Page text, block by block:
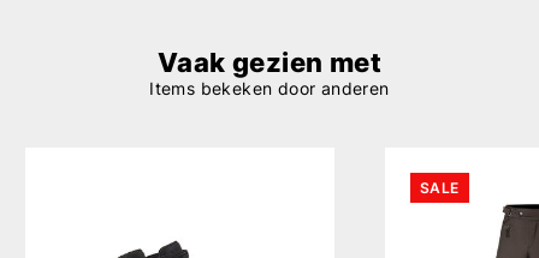
Vaak gezien met
Items bekeken door anderen
SALE